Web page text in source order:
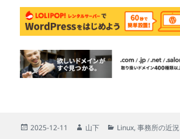
投
2025-12-11
作
山下
カ
Linux,事務所の近況